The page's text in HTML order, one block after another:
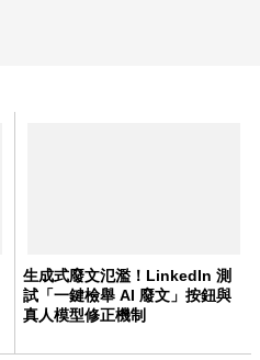
生成式廢文氾濫！LinkedIn 測
試「一鍵檢舉 AI 廢文」按鈕與
真人模型修正機制